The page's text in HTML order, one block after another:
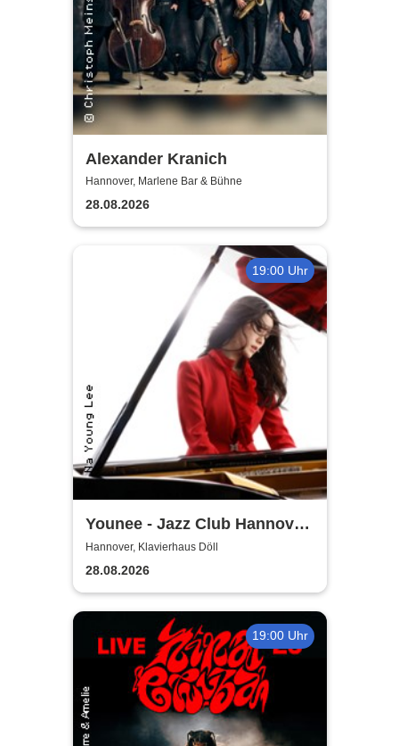
Alexander Kranich
Hannover, Marlene Bar & Bühne
28.08.2026
19:00 Uhr
Younee - Jazz Club Hannover
Steinway-Artist
Hannover, Klavierhaus Döll
28.08.2026
19:00 Uhr